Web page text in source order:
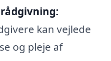
kan vejlede
og pleje af